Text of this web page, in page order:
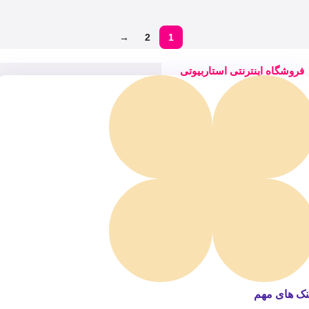
1
2
→
فروشگاه اینترنتی استاربیوتی
های مهم